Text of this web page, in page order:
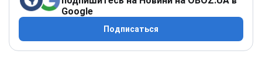
Google
Подписаться